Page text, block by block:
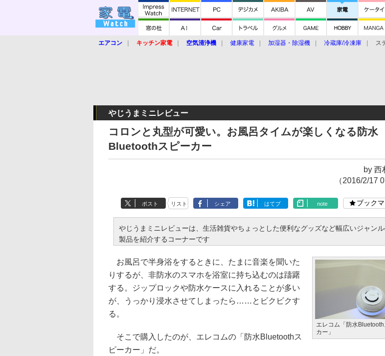
エアコン キッチン家電 空気清浄機 健康家電 加湿器・除湿機 冷蔵庫/冷凍庫 ス
やじうまミニレビュー
コロンと丸型が可愛い。お風呂タイムが楽しくなる防水
Bluetoothスピーカー
by 西
（2016/2/17
ポスト リスト シェア はてブ note ブック
やじうまミニレビューは、生活雑貨やちょっとした便利なグッズなど幅広いジャン
製品を紹介するコーナーです
エレコム「防水Bluetooth
カー」
お風呂で半身浴をするときに、たまに音楽を聞いた
りするが、非防水のスマホを浴室に持ち込むのは躊躇
する。ジップロックや防水ケースに入れることが多い
が、うっかり浸水させてしまったら……とビクビクす
る。
そこで購入したのが、エレコムの「防水Bluetoothス
ピーカー」だ。